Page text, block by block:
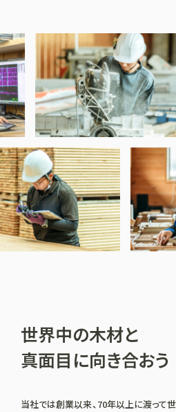
世界中の木材と
真面目に向き合おう
当社では創業以来、70年以上に渡って